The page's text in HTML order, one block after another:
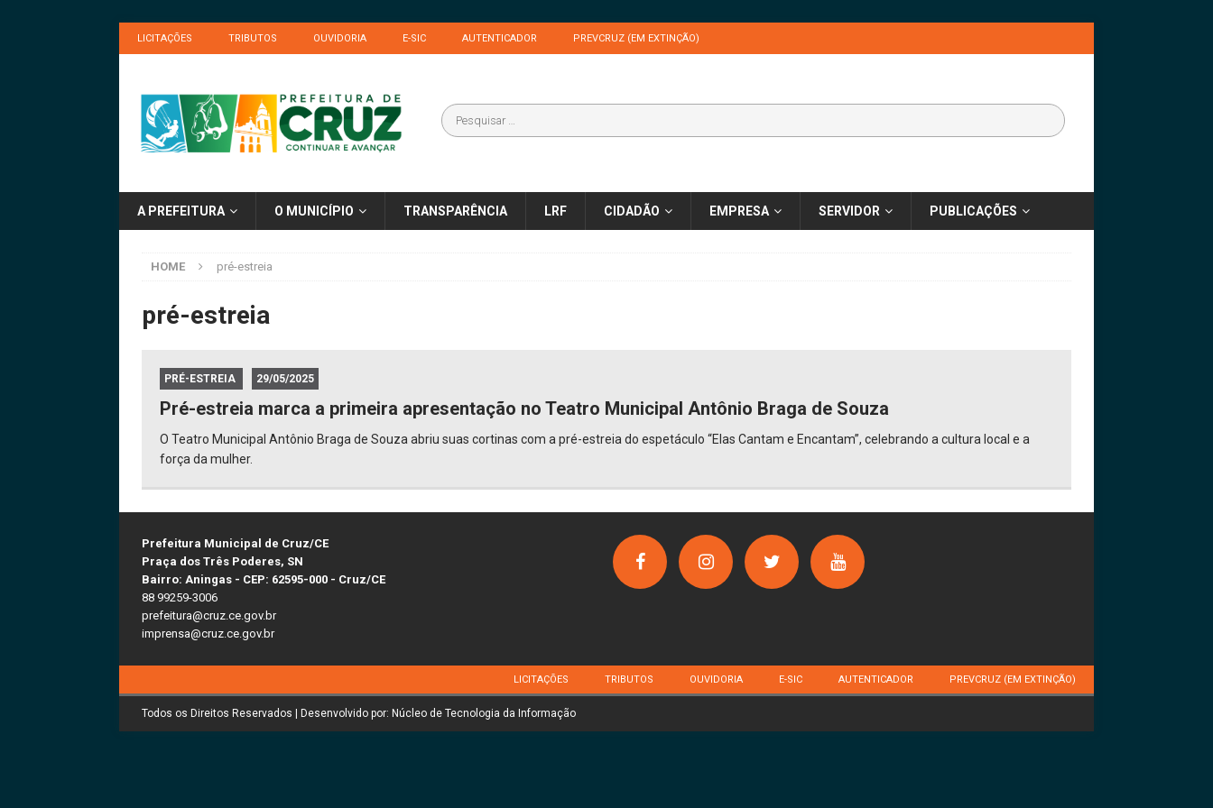
LICITAÇÕES TRIBUTOS OUVIDORIA E-SIC AUTENTICADOR PREVCRUZ (EM EXTINÇÃO)
A PREFEITURA O MUNICÍPIO TRANSPARÊNCIA LRF CIDADÃO EMPRESA SERVIDOR PUBLICAÇÕES
HOME pré-estreia
pré-estreia
PRÉ-ESTREIA 29/05/2025
Pré-estreia marca a primeira apresentação no Teatro Municipal Antônio Braga de Souza
O Teatro Municipal Antônio Braga de Souza abriu suas cortinas com a pré-estreia do espetáculo “Elas Cantam e Encantam”, celebrando a cultura local e a
força da mulher.
Prefeitura Municipal de Cruz/CE
Praça dos Três Poderes, SN
Bairro: Aningas - CEP: 62595-000 - Cruz/CE
88 99259-3006
prefeitura@cruz.ce.gov.br
imprensa@cruz.ce.gov.br
LICITAÇÕES TRIBUTOS OUVIDORIA E-SIC AUTENTICADOR PREVCRUZ (EM EXTINÇÃO)
Todos os Direitos Reservados | Desenvolvido por: Núcleo de Tecnologia da Informação